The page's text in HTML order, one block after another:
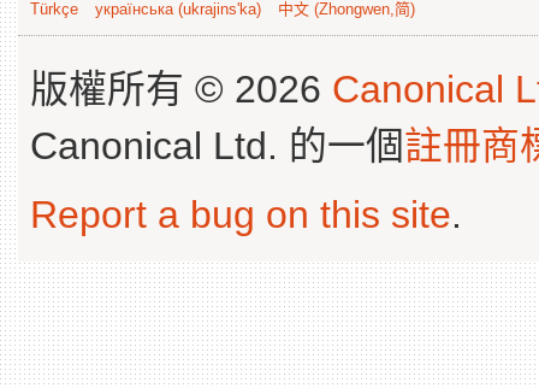
Türkçe
українська (ukrajins'ka) 中文 (Zhongwen,简)
版權所有 © 2026 Canonical
Canonical Ltd. 的一個註冊商
Report a bug on this site.